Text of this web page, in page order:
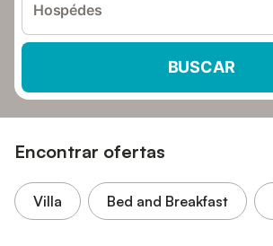
Hospédes
BUSCAR
Encontrar ofertas
Villa Bed and Breakfast